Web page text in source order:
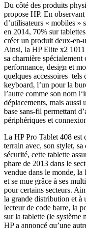
Du côté des produits
propose HP. En
d’utilisateurs « mobiles »
en 2014, 70% sur
créer un produit deux-en-
Ainsi, la HP Elite x2 1011
sa charnière
performance, design et
quelques accessoires tels
keyboard, l’un pour la
l’autre comme son nom
déplacements, mais
base sans-fil permettant
périphériques et
La HP Pro Tablet 408 est
terrain avec, son stylet,
sécurité, cette tablette
phare de 2013 dans le
vendue dans le monde,
et se mue grâce à ses
pour certains secteurs.
la grande distribution et à
lecteur de code barre, la
sur la tablette (le système
HP a annoncé qu’une